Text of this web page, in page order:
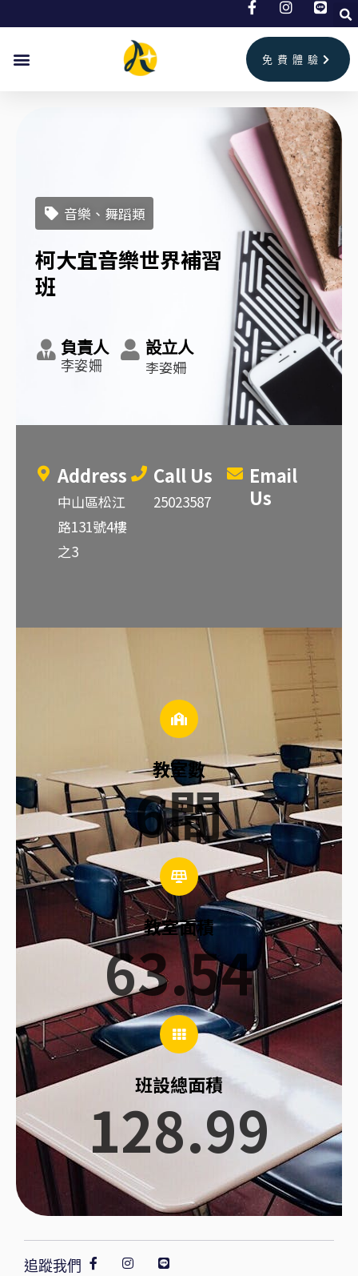
免費體驗
音樂、舞蹈類
柯大宜音樂世界補習
班
負責人
李姿姍
設立人
李姿姍
Address
中山區松江
路131號4樓
之3
Call Us
25023587
Email
Us
6間
教室數
教室面積
63.54
班設總面積
128.99
追蹤我們